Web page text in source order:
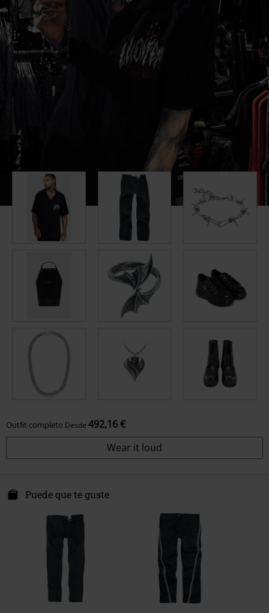
Outfit completo Desde 492,16 €
Wear it loud
Puede que te guste